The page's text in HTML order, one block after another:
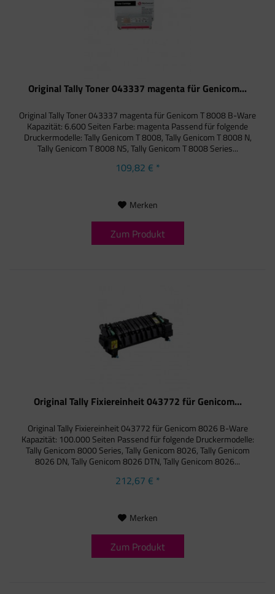
Original Tally Toner 043337 magenta für Genicom...
Original Tally Toner 043337 magenta für Genicom T 8008 B-Ware
Kapazität: 6.600 Seiten Farbe: magenta Passend für folgende
Druckermodelle: Tally Genicom T 8008, Tally Genicom T 8008 N,
Tally Genicom T 8008 NS, Tally Genicom T 8008 Series...
109,82 € *
Merken
Zum Produkt
Original Tally Fixiereinheit 043772 für Genicom...
Original Tally Fixiereinheit 043772 für Genicom 8026 B-Ware
Kapazität: 100.000 Seiten Passend für folgende Druckermodelle:
Tally Genicom 8000 Series, Tally Genicom 8026, Tally Genicom
8026 DN, Tally Genicom 8026 DTN, Tally Genicom 8026...
212,67 € *
Merken
Zum Produkt